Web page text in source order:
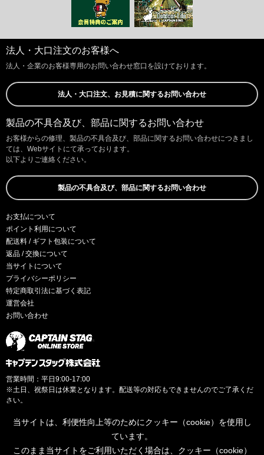
法人・大口注文のお客様へ
法人・企業のお客様専用のお問い合わせ窓口を設けております。
法人・大口注文、お見積に関するお問い合わせ
製品の不具合及び、部品に関するお問い合わせ
お客様からの修理、製品の不具合及び、部品に関するお問い合わせにつきまし
ては、Webサイトにて承っております。
以下よりご連絡ください。
製品の不具合及び、部品に関するお問い合わせ
お支払について
ポイント利用について
配送料 / ギフト包装について
返品 / 交換について
当サイトについて
プライバシーポリシー
特定商取引法に基づく表記
運営会社
お問い合わせ
営業時間：平日9:00-17:00
※土日、祝祭日は休業となります。配送等の対応もできませんのでご了承くだ
さい。
当サイトは、利便性向上等のためにクッキー（cookie）を使用し
ています。
このまま当サイトをご利用いただく場合は、クッキー（cookie）